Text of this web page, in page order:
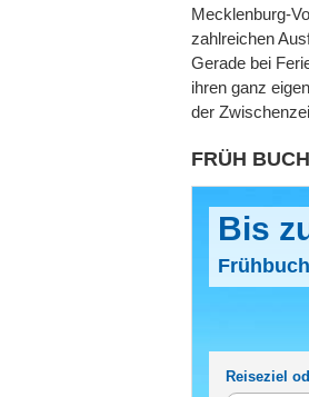
Mecklenburg-
zahlreichen
Gerade bei
ihren ganz
der
FRÜH